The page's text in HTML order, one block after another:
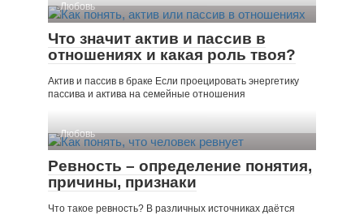
Любовь
Что значит актив и пассив в
отношениях и какая роль твоя?
Актив и пассив в браке Если проецировать энергетику
пассива и актива на семейные отношения
Любовь
Ревность – определение понятия,
причины, признаки
Что такое ревность? В различных источниках даётся